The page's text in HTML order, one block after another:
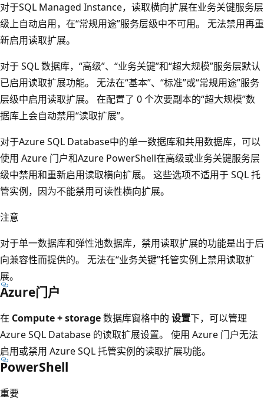
对于SQL Managed Instance，读取横向扩展在业务关键服务层
级上自动启用，在“常规用途”服务层级中不可用。 无法禁用再重
新启用读取扩展。
对于 SQL 数据库，“高级”、“业务关键”和“超大规模”服务层默认
已启用读取扩展功能。 无法在“基本”、“标准”或“常规用途”服务
层级中启用读取扩展。 在配置了 0 个次要副本的“超大规模”数
据库上会自动禁用“读取扩展”。
对于Azure SQL Database中的单一数据库和共用数据库，可以
使用 Azure 门户和Azure PowerShell在高级或业务关键服务层
级中禁用和重新启用读取横向扩展。 这些选项不适用于 SQL 托
管实例，因为不能禁用可读性横向扩展。
注意
对于单一数据库和弹性池数据库，禁用读取扩展的功能是出于后
向兼容性而提供的。 无法在“业务关键”托管实例上禁用读取扩
展。
Azure门户
在 Compute + storage数据库窗格中的 设置下，可以管理
Azure SQL Database 的读取扩展设置。 使用 Azure 门户无法
启用或禁用 Azure SQL 托管实例的读取扩展功能。
PowerShell
重要